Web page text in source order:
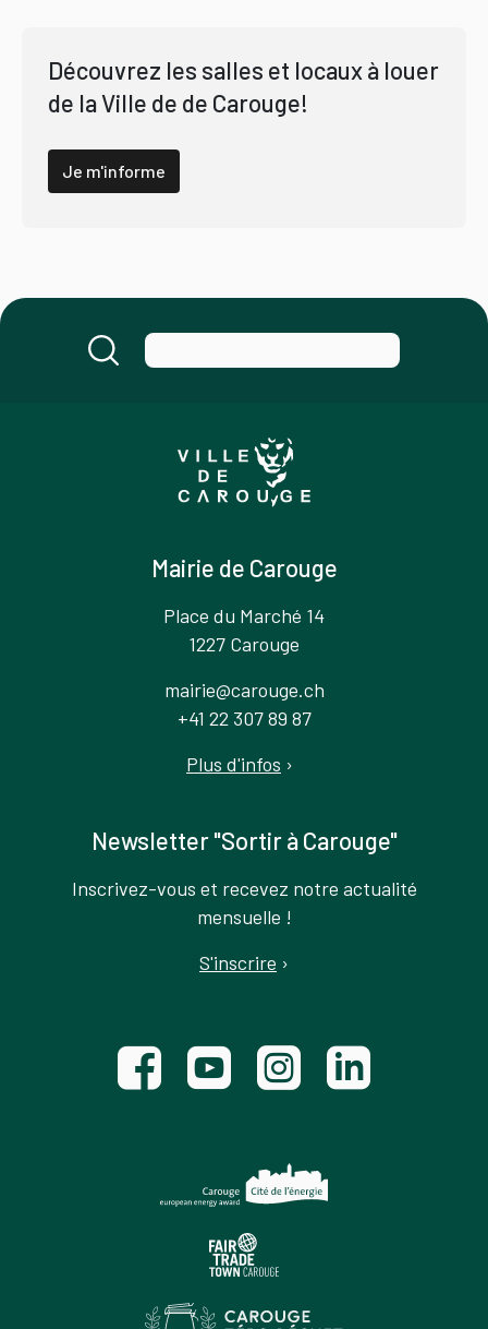
Découvrez les salles et locaux à louer
de la Ville de de Carouge!
Je m'informe
Mairie de Carouge
Place du Marché 14
1227 Carouge
mairie@carouge.ch
+41 22 307 89 87
Plus d'infos ›
Newsletter "Sortir à Carouge"
Inscrivez-vous et recevez notre actualité
mensuelle !
S'inscrire ›